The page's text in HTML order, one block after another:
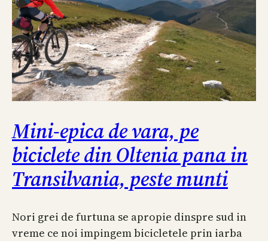
Mini-epica de vara, pe
biciclete din Oltenia pana in
Transilvania, peste munti
Nori grei de furtuna se apropie dinspre sud in
vreme ce noi impingem bicicletele prin iarba